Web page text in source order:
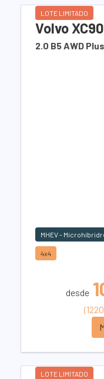
LOTE LIMITADO
Volvo XC90
2.0 B5 AWD
MHEV -
4x4
desde
LOTE LIMITADO